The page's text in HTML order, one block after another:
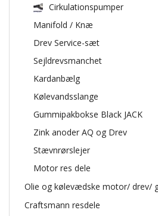
Cirkulationspumper
Manifold / Knæ
Drev Service-sæt
Sejldrevsmanchet
Kardanbælg
Kølevandsslange
Gummipakbokse Black JACK
Zink anoder AQ og Drev
Stævnrørslejer
Motor res dele
Olie og kølevædske motor/ drev/
Craftsmann resdele